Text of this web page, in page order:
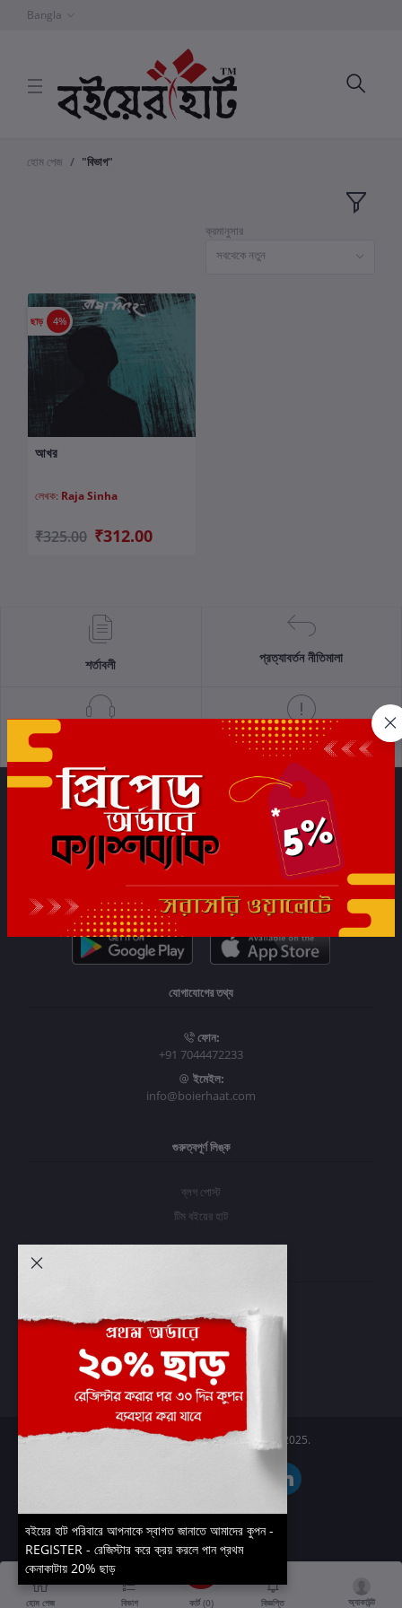
Bangla
হোম পেজ "বিভাগ"
ক্রমানুসার
সবথেকে নতুন
ছাড় 4%
আখর
লেখক: Raja Sinha
₹325.00 ₹312.00
শর্তাবলী প্রত্যাবর্তন নীতিমালা
গোপনীয়তা নীতি
সাবস্ক্রাইব
যোগাযোগের তথ্য
ফোন:
+91 7044472233
ইমেইল:
info@boierhaat.com
গুরুত্বপূর্ণ লিঙ্ক
ব্লগ পোস্ট
টিম বইয়ের হাট
প্রবেশ করুন
অর্ডার ইতিহাস
আমার ইচ্ছাগুলি
অর্ডার ট্র্যাকিং
Boier Haat™ | © All rights reserved 2025.
হোম পেজ বিভাগ কার্ট (0) বিজ্ঞপ্তি অ্যাকাউন্ট
বইয়ের হাট পরিবারে আপনাকে স্বাগত জানাতে আমাদের কুপন -
REGISTER - রেজিস্টার করে ক্রয় করলে পান প্রথম
কেনাকাটায় 20% ছাড়